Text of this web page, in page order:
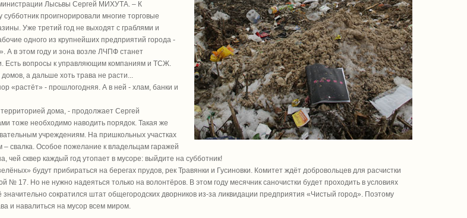
Лысьвы Сергей МИХУТА. – К
проигнорировали многие торговые
Уже третий год не выходят с граблями и
одного из крупнейших предприятий города -
А в этом году и зона возле ЛЧПФ станет
Есть вопросы к управляющим компаниям и ТСЖ.
а дальше хоть трава не расти...
«растёт» - прошлогодняя. А в ней - хлам, банки и
дома, - продолжает Сергей
тоже необходимо наводить порядок. Такая же
учреждениям. На пришкольных участках
– свалка. Особое пожелание к владельцам гаражей
чей сквер каждый год утопает в мусоре: выйдите на субботник!
будут прибираться на берегах прудов, рек Травянки и Гусиновки. Комитет ждёт добровольцев для расчистки
№ 17. Но не нужно надеяться только на волонтёров. В этом году месячник саночистки будет проходить в условиях
сократился штат общегородских дворников из-за ликвидации предприятия «Чистый город». Поэтому
и навалиться на мусор всем миром.